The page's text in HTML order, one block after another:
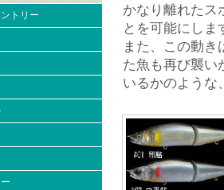
ントリー
かなり離れたス
とを可能にしま
また、この動
た魚も再び襲い
いるかのような